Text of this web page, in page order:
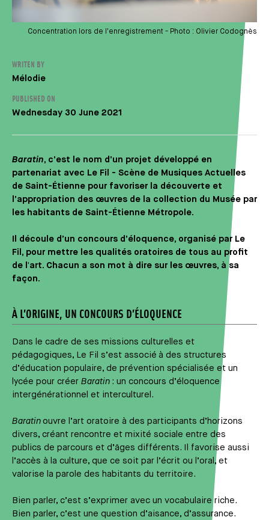
Concentration lors de l'enregistrement - Photo : Olivier Codognès
WRITEN BY
Auteur
Mélodie
PUBLISHED ON
Wednesday 30 June 2021
Baratin, c’est le nom d’un projet développé en
partenariat avec Le Fil - Scène de Musiques Actuelles
de Saint-Étienne pour favoriser la découverte et
l’appropriation des œuvres de la collection du Musée par
les habitants de Saint-Étienne Métropole.
Il découle d’un concours d’éloquence, organisé par Le
Fil, pour mettre les qualités oratoires de tous au profit
de l'art. Chacun a son mot à dire sur les œuvres, à sa
façon.
À L’ORIGINE, UN CONCOURS D’ÉLOQUENCE
Dans le cadre de ses missions culturelles et
pédagogiques, Le Fil s’est associé à des structures
d’éducation populaire, de prévention spécialisée et un
lycée pour créer Baratin : un concours d’éloquence
intergénérationnel et interculturel.
Baratinouvre l’art oratoire à des participants d’horizons
divers, créant rencontre et mixité sociale entre des
publics de parcours et d’âges différents. Il favorise aussi
l’accès à la culture, que ce soit par l’écrit ou l’oral, et
valorise la parole des habitants du territoire.
Bien parler, c’est s’exprimer avec un vocabulaire riche.
Bien parler, c’est une question d’aisance, d’assurance.